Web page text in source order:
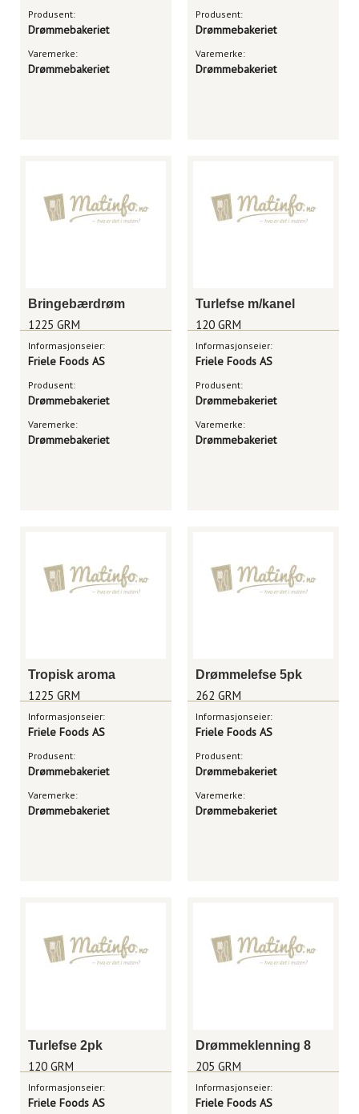
Produsent:
Drømmebakeriet
Varemerke:
Drømmebakeriet
Produsent:
Drømmebakeriet
Varemerke:
Drømmebakeriet
Bringebærdrøm
1225 GRM
Informasjonseier:
Friele Foods AS
Produsent:
Drømmebakeriet
Varemerke:
Drømmebakeriet
Turlefse m/kanel
120 GRM
Informasjonseier:
Friele Foods AS
Produsent:
Drømmebakeriet
Varemerke:
Drømmebakeriet
Tropisk aroma
1225 GRM
Informasjonseier:
Friele Foods AS
Produsent:
Drømmebakeriet
Varemerke:
Drømmebakeriet
Drømmelefse 5pk
262 GRM
Informasjonseier:
Friele Foods AS
Produsent:
Drømmebakeriet
Varemerke:
Drømmebakeriet
Turlefse 2pk
120 GRM
Informasjonseier:
Friele Foods AS
Drømmeklenning 8
205 GRM
Informasjonseier:
Friele Foods AS